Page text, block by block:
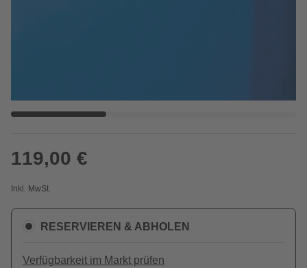
119,00 €
Inkl. MwSt.
RESERVIEREN & ABHOLEN
Verfügbarkeit im Markt prüfen